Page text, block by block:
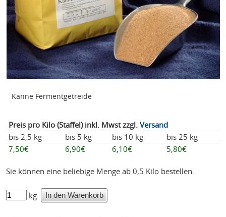
Kanne Fermentgetreide
Preis pro Kilo (Staffel) inkl. Mwst zzgl. Versand
bis 2,5 kg
bis 5 kg bis 10 kg
bis 25 kg
7,50€
6,90€ 6,10€ 5,80€
Sie können eine beliebige Menge ab 0,5 Kilo bestellen.
kg